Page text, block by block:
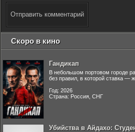
Отправить комментарий
Скоро в кино
Гандикап
В небольшом портовом городе
без правил, в которой ставка —
Год: 2026
Страна: Россия, СНГ
Убийства в Айдахо: